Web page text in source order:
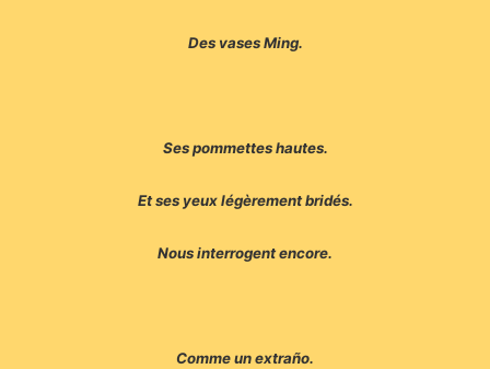
Des vases Ming.
Ses pommettes hautes.
Et ses yeux légèrement bridés.
Nous interrogent encore.
Comme un extraño.